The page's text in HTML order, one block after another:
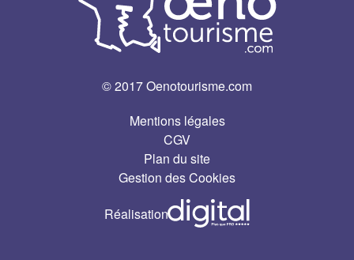
© 2017 Oenotourisme.com
Réalisation
Mentions légales
CGV
Plan du site
Gestion des Cookies